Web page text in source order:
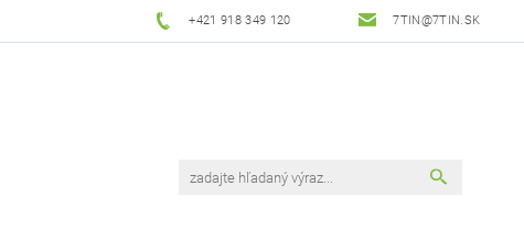
+421 918 349 120 7TIN@7TIN.SK